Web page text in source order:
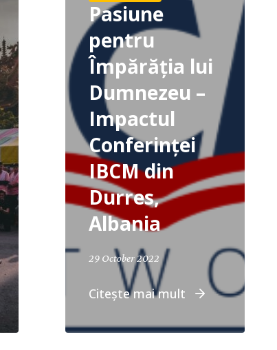
Pasiune
pentru
Împărăția lui
Dumnezeu –
Impactul
Conferinței
IBCM din
Durres,
Albania
29 October 2022
Citește mai mult